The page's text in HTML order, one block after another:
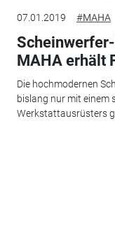
07.01.2019 #MAHA
MAHA erhält
Die hochmodernen
bislang nur mit einem
Werkstattausrüsters